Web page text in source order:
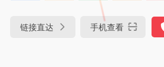
链接直达 手机查看